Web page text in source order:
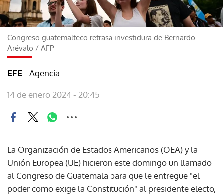
Congreso guatemalteco retrasa investidura de Bernardo
Arévalo / AFP
EFE - Agencia
14 de enero 2024 - 20:45
La Organización de Estados Americanos (OEA) y la
Unión Europea (UE) hicieron este domingo un llamado
al Congreso de Guatemala para que le entregue "el
poder como exige la Constitución" al presidente electo,